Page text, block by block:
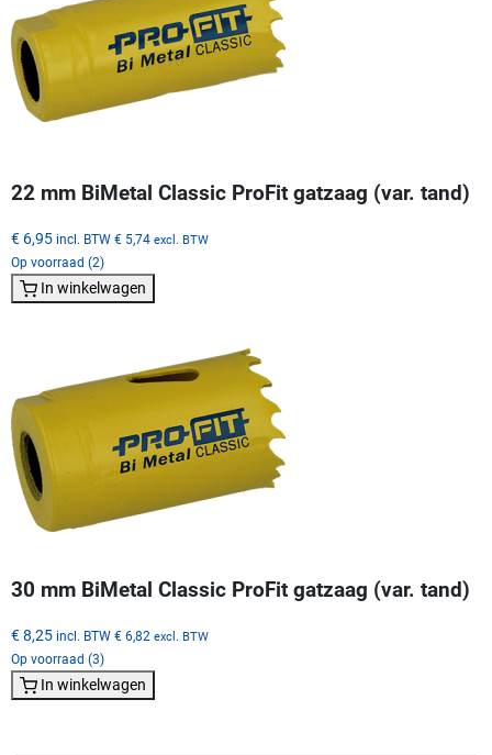
22 mm BiMetal Classic ProFit gatzaag (var. tand)
€ 6,95 incl. BTW € 5,74 excl. BTW
Op voorraad (2)
In winkelwagen
30 mm BiMetal Classic ProFit gatzaag (var. tand)
€ 8,25 incl. BTW € 6,82 excl. BTW
Op voorraad (3)
In winkelwagen